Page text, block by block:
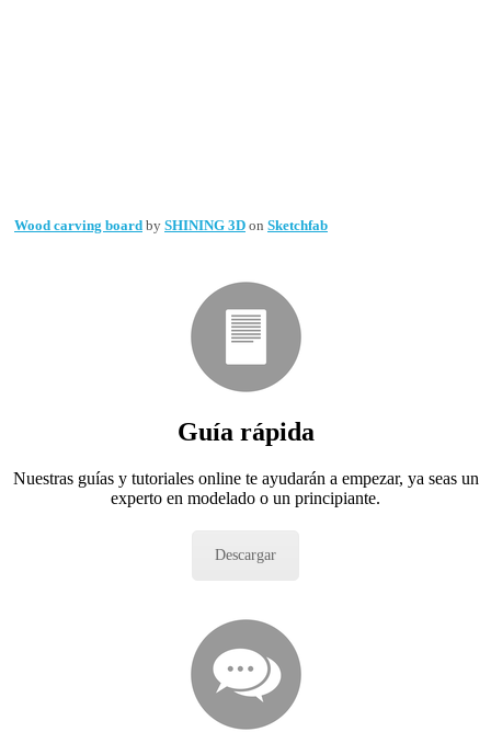
Wood carving board by SHINING 3D on Sketchfab
Guía rápida
Nuestras guías y tutoriales online te ayudarán a empezar, ya seas un
experto en modelado o un principiante.
Descargar